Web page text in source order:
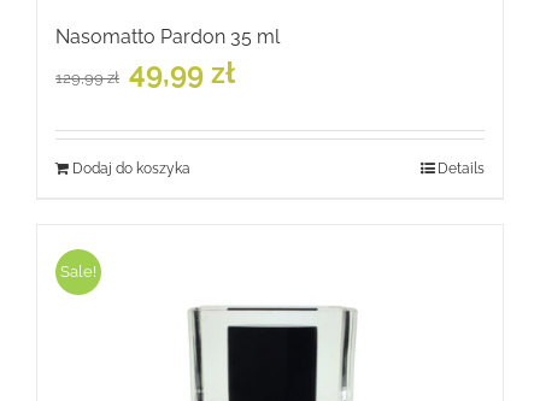
Nasomatto Pardon 35 ml
129,99zł
Pierwotna
cena
129,99 zł.
49,99 złcena
49,99 zł.
Dodaj do koszyka Details
Sale!